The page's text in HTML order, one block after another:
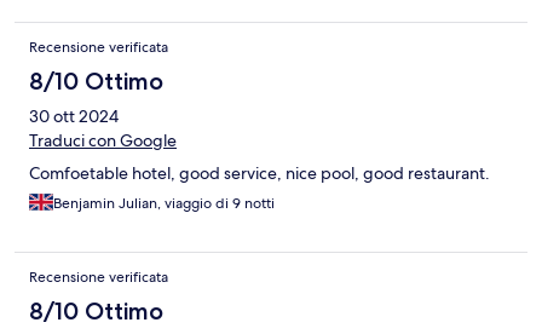
Recensione verificata
8/10 Ottimo
30 ott 2024
Traduci con Google
Comfoetable hotel, good service, nice pool, good restaurant.
Benjamin Julian, viaggio di 9 notti
Recensione verificata
8/10 Ottimo